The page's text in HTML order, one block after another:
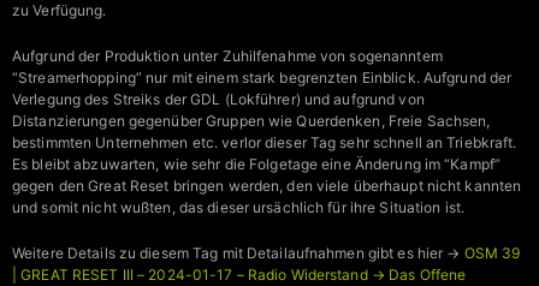
zu Verfügung.
Aufgrund der Produktion unter Zuhilfenahme von sogenanntem
“Streamerhopping” nur mit einem stark begrenzten Einblick. Aufgrund der
Verlegung des Streiks der GDL (Lokführer) und aufgrund von
Distanzierungen gegenüber Gruppen wie Querdenken, Freie Sachsen,
bestimmten Unternehmen etc. verlor dieser Tag sehr schnell an Triebkraft.
Es bleibt abzuwarten, wie sehr die Folgetage eine Änderung im “Kampf”
gegen den Great Reset bringen werden, den viele überhaupt nicht kannten
und somit nicht wußten, das dieser ursächlich für ihre Situation ist.
Weitere Details zu diesem Tag mit Detailaufnahmen gibt es hier → OSM 39
| GREAT RESET III – 2024-01-17 – Radio Widerstand → Das Offene